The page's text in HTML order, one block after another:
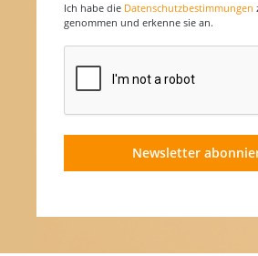
Ich habe die Datenschutzbestimmungen
genommen und erkenne sie an.
Newsletter